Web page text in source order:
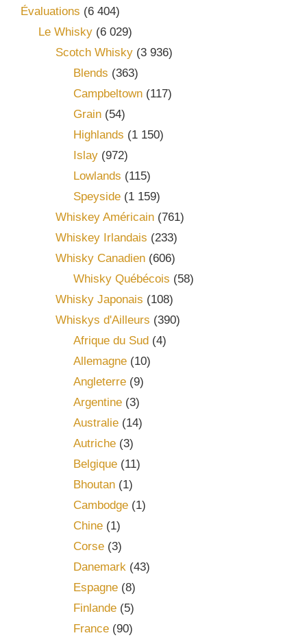
Évaluations (6 404)
Le Whisky(6 029)
Scotch Whisky (3 936)
Blends (363)
Campbeltown(117)
Grain(54)
Highlands (1 150)
Islay(972)
Lowlands (115)
Speyside(1 159)
Whiskey Américain (761)
Whiskey Irlandais (233)
Whisky Canadien (606)
Whisky Québécois (58)
Whisky Japonais (108)
Whiskys d'Ailleurs (390)
Afrique du Sud (4)
Allemagne(10)
Angleterre(9)
Argentine(3)
Australie(14)
Autriche(3)
Belgique(11)
Bhoutan(1)
Cambodge(1)
Chine(1)
Corse(3)
Danemark(43)
Espagne(8)
Finlande(5)
France(90)